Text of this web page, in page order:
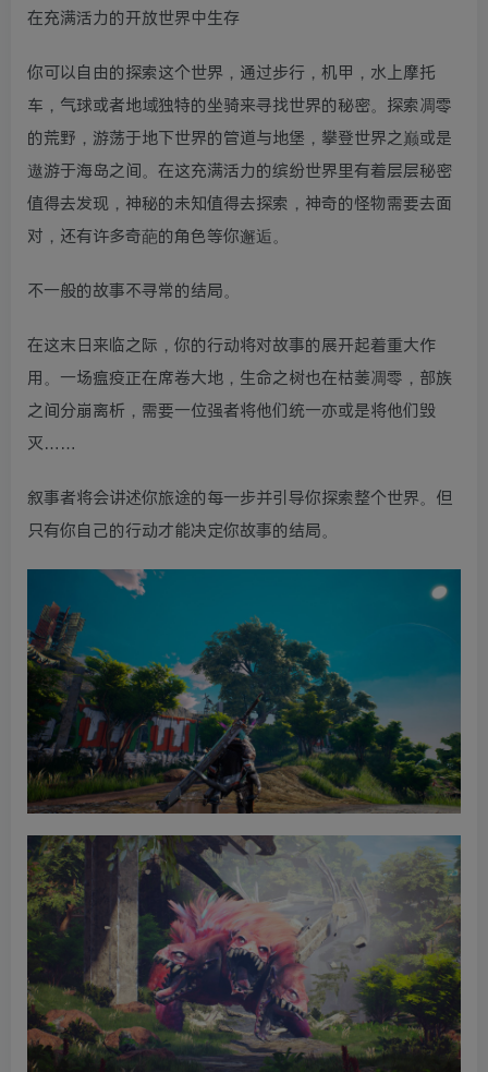
在充满活力的开放世界中生存
你可以自由的探索这个世界，通过步行，机甲，水上摩托
车，气球或者地域独特的坐骑来寻找世界的秘密。探索凋零
的荒野，游荡于地下世界的管道与地堡，攀登世界之巅或是
遨游于海岛之间。在这充满活力的缤纷世界里有着层层秘密
值得去发现，神秘的未知值得去探索，神奇的怪物需要去面
对，还有许多奇葩的角色等你邂逅。
不一般的故事不寻常的结局。
在这末日来临之际，你的行动将对故事的展开起着重大作
用。一场瘟疫正在席卷大地，生命之树也在枯萎凋零，部族
之间分崩离析，需要一位强者将他们统一亦或是将他们毁
灭……
叙事者将会讲述你旅途的每一步并引导你探索整个世界。但
只有你自己的行动才能决定你故事的结局。